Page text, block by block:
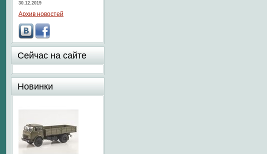
30.12.2019
Архив новостей
Сейчас на сайте
Новинки